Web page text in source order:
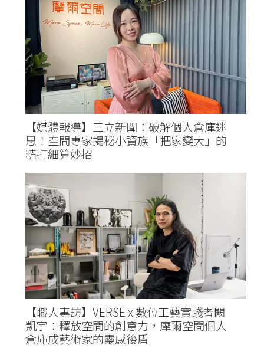
【媒體報導】三立新聞：破解個人倉庫迷
思！空間專家揭秘小資族「把家變大」的
精打細算妙招
【職人專訪】VERSE x 數位工藝實踐者闞
凱宇：釋放空間的創意力，摩爾空間個人
倉庫成藝術家的靈感後盾